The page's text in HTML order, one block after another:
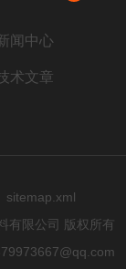
闻中心
术文章
sitemap.xml
有限公司 版权所有